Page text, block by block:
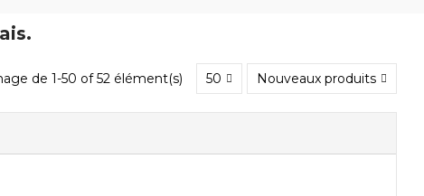
de 1-50 of 52 élément(s) 50 Nouveaux produits